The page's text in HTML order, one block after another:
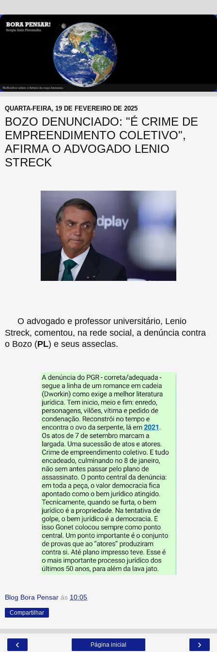
QUARTA-FEIRA, 19 DE FEVEREIRO DE 2025
BOZO DENUNCIADO: "É CRIME DE
EMPREENDIMENTO COLETIVO",
AFIRMA O ADVOGADO LENIO
STRECK
O advogado e professor universitário, Lenio
Streck, comentou, na rede social, a denúncia contra
o Bozo (PL) e seus asseclas.
Blog Bora Pensar às 10:05
Compartilhar
‹ ›
Página inicial